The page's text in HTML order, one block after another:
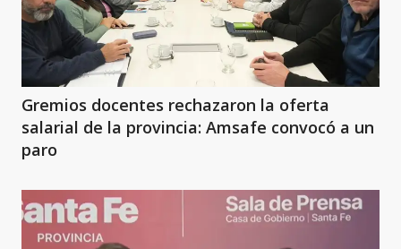
Gremios docentes rechazaron la oferta
salarial de la provincia: Amsafe convocó a un
paro